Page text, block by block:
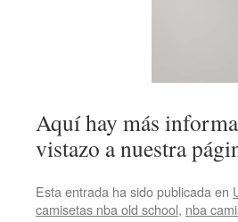
Aquí hay más
vistazo a nuestra
Esta entrada ha sido publicada en
camisetas nba old school, nba